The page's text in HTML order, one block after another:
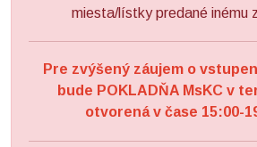
miesta/lístky predané inému
Pre zvýšený záujem o
bude POKLADŇA MsKC v
otvorená v čase 15:00-